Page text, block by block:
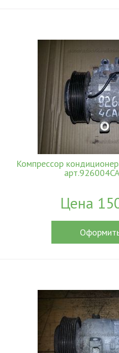
Компрессор
Цена